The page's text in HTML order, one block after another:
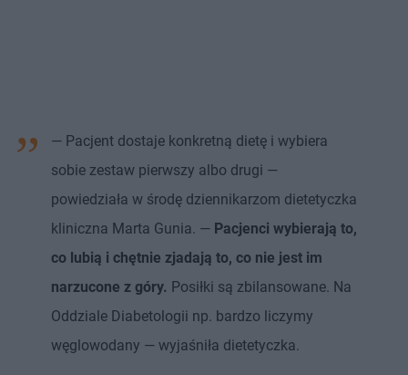
— Pacjent dostaje konkretną dietę i wybiera
sobie zestaw pierwszy albo drugi —
powiedziała w środę dziennikarzom dietetyczka
kliniczna Marta Gunia. — Pacjenci wybierają to,
co lubią i chętnie zjadają to, co nie jest im
narzucone z góry. Posiłki są zbilansowane. Na
Oddziale Diabetologii np. bardzo liczymy
węglowodany — wyjaśniła dietetyczka.